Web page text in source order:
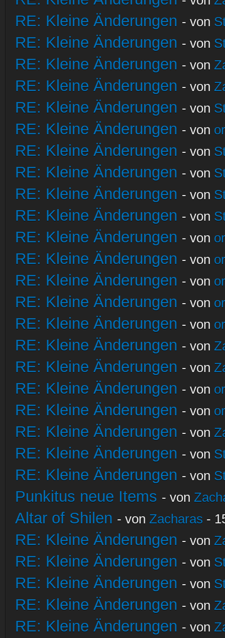
RE: Kleine Änderungen - von
RE: Kleine Änderungen - von
RE: Kleine Änderungen - von
RE: Kleine Änderungen - von
RE: Kleine Änderungen - von
RE: Kleine Änderungen - von
RE: Kleine Änderungen - von
RE: Kleine Änderungen - von
RE: Kleine Änderungen - von
RE: Kleine Änderungen - von
RE: Kleine Änderungen - von
RE: Kleine Änderungen - von
RE: Kleine Änderungen - von
RE: Kleine Änderungen - von
RE: Kleine Änderungen - von
RE: Kleine Änderungen - von
RE: Kleine Änderungen - von
RE: Kleine Änderungen - von
RE: Kleine Änderungen - von
RE: Kleine Änderungen - von
RE: Kleine Änderungen - von
RE: Kleine Änderungen - von
Punkitus neue Items - von
Altar of Shilen - von Zacharas -
RE: Kleine Änderungen - von
RE: Kleine Änderungen - von
RE: Kleine Änderungen - von
RE: Kleine Änderungen - von
RE: Kleine Änderungen - von